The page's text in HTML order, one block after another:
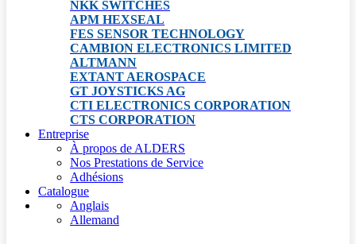
NKK SWITCHES
APM HEXSEAL
FES SENSOR TECHNOLOGY
CAMBION ELECTRONICS LIMITED
ALTMANN
EXTANT AEROSPACE
GT JOYSTICKS AG
CTI ELECTRONICS CORPORATION
CTS CORPORATION
Entreprise
À propos de ALDERS
Nos Prestations de Service
Adhésions
Catalogue
Anglais
Allemand